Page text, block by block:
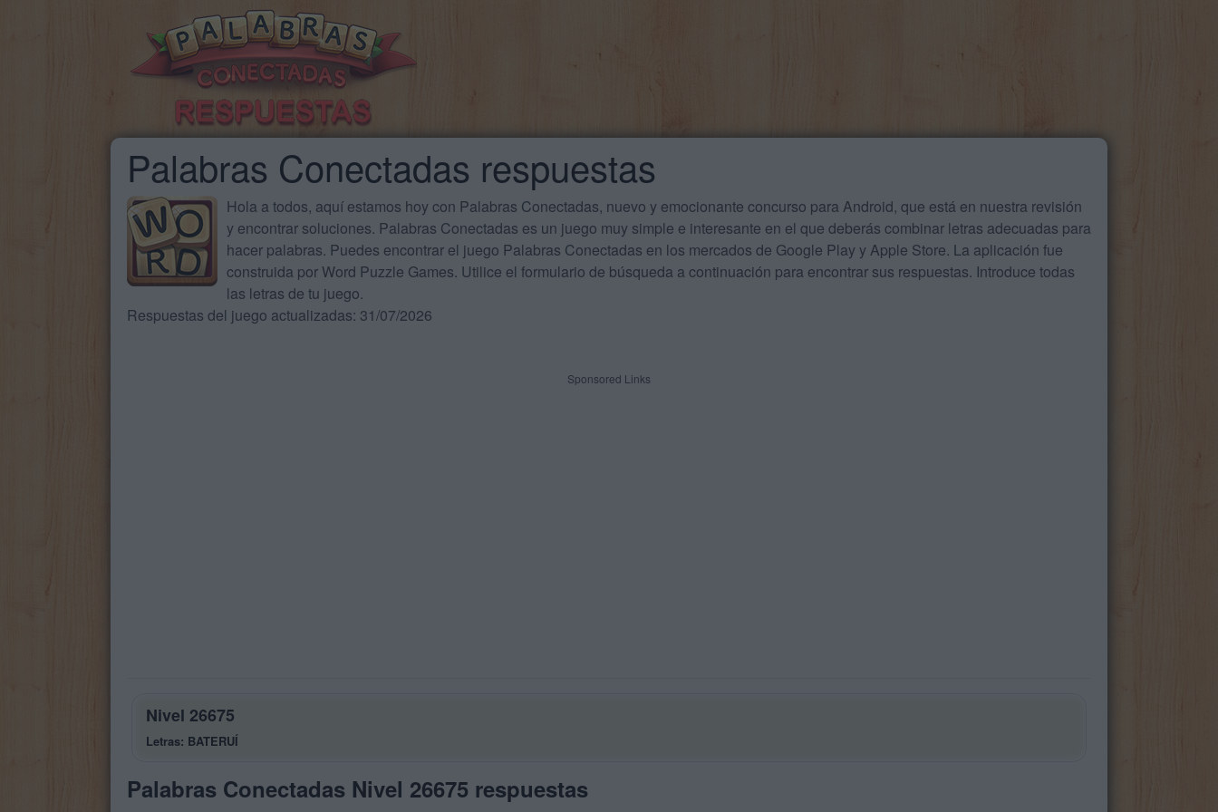
Palabras Conectadas respuestas
Hola a todos, aquí estamos hoy con Palabras Conectadas, nuevo y emocionante concurso para Android, que está en nuestra revisión
y encontrar soluciones. Palabras Conectadas es un juego muy simple e interesante en el que deberás combinar letras adecuadas para
hacer palabras. Puedes encontrar el juego Palabras Conectadas en los mercados de Google Play y Apple Store. La aplicación fue
construida por Word Puzzle Games. Utilice el formulario de búsqueda a continuación para encontrar sus respuestas. Introduce todas
las letras de tu juego.
Respuestas del juego actualizadas: 31/07/2026
Sponsored Links
Nivel 26675
Letras: BATERUÍ
Palabras Conectadas Nivel 26675 respuestas